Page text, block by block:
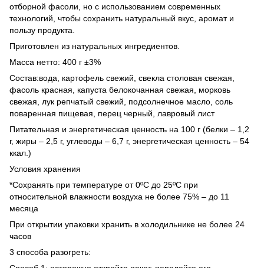
отборной фасоли, но с использованием современных
технологий, чтобы сохранить натуральный вкус, аромат и
пользу продукта.
Приготовлен из натуральных ингредиентов.
Масса нетто: 400 г ±3%
Состав:вода, картофель свежий, свекла столовая свежая,
фасоль красная, капуста белокочанная свежая, морковь
свежая, лук репчатый свежий, подсолнечное масло, соль
поваренная пищевая, перец черный, лавровый лист
Питательная и энергетическая ценность на 100 г (белки – 1,2
г, жиры – 2,5 г, углеводы – 6,7 г, энергетическая ценность – 54
ккал.)
Условия хранения
*Сохранять при температуре от 0ºС до 25ºС при
относительной влажности воздуха не более 75% – до 11
месяца
При открытии упаковки хранить в холодильнике не более 24
часов
3 способа разогреть: